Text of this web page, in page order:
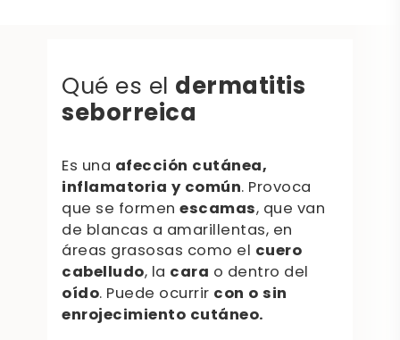
Qué es el dermatitis
seborreica
Es una afección cutánea,
inflamatoria y común. Provoca
que se formenescamas, que van
de blancas a amarillentas, en
áreas grasosas como el cuero
cabelludo, la cara o dentro del
oído. Puede ocurrir con o sin
enrojecimiento cutáneo.